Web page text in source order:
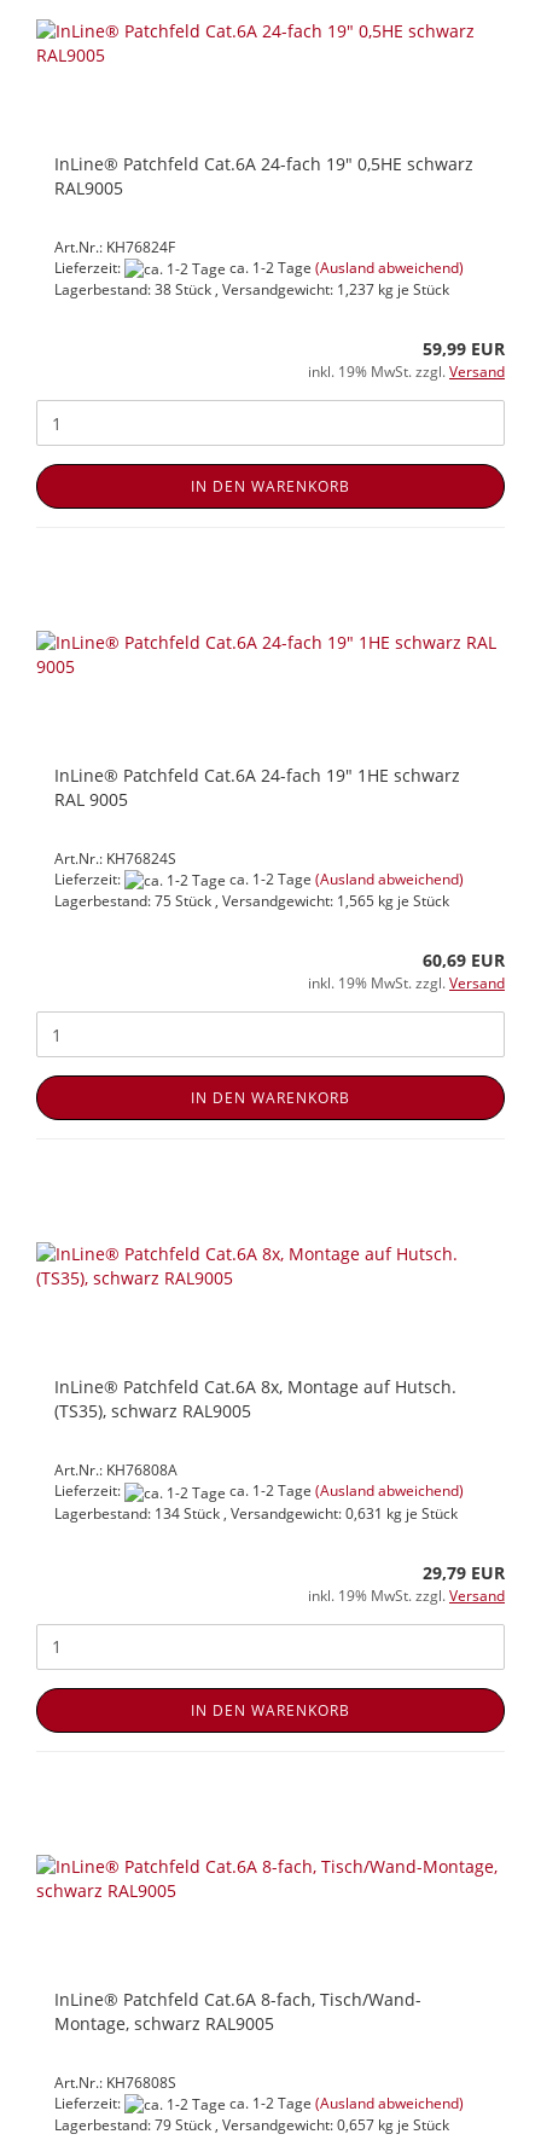
InLine® Patchfeld Cat.6A 24-fach 19" 0,5HE schwarz
RAL9005
Art.Nr.: KH76824F
Lieferzeit:
ca. 1-2 Tage (Ausland abweichend)
Lagerbestand: 38 Stück , Versandgewicht: 1,237 kg je Stück
59,99 EUR
inkl. 19% MwSt. zzgl.Versand
IN DEN WARENKORB
InLine® Patchfeld Cat.6A 24-fach 19" 1HE schwarz
RAL 9005
Art.Nr.: KH76824S
Lieferzeit:
ca. 1-2 Tage (Ausland abweichend)
Lagerbestand: 75 Stück , Versandgewicht: 1,565 kg je Stück
60,69 EUR
inkl. 19% MwSt. zzgl.Versand
IN DEN WARENKORB
InLine® Patchfeld Cat.6A 8x, Montage auf Hutsch.
(TS35), schwarz RAL9005
Art.Nr.: KH76808A
Lieferzeit:
ca. 1-2 Tage (Ausland abweichend)
Lagerbestand: 134 Stück , Versandgewicht:0,631 kg je Stück
29,79 EUR
inkl. 19% MwSt. zzgl.Versand
IN DEN WARENKORB
InLine® Patchfeld Cat.6A 8-fach, Tisch/Wand-
Montage, schwarz RAL9005
Art.Nr.: KH76808S
Lieferzeit:
ca. 1-2 Tage (Ausland abweichend)
Lagerbestand: 79 Stück , Versandgewicht:0,657 kg je Stück